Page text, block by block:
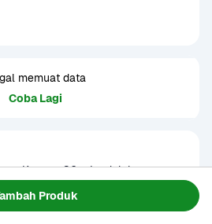
Produk
memuat data
Coba Lagi
Koepoe 30 mL adalah pewarna
pada berbagai hidangan dan